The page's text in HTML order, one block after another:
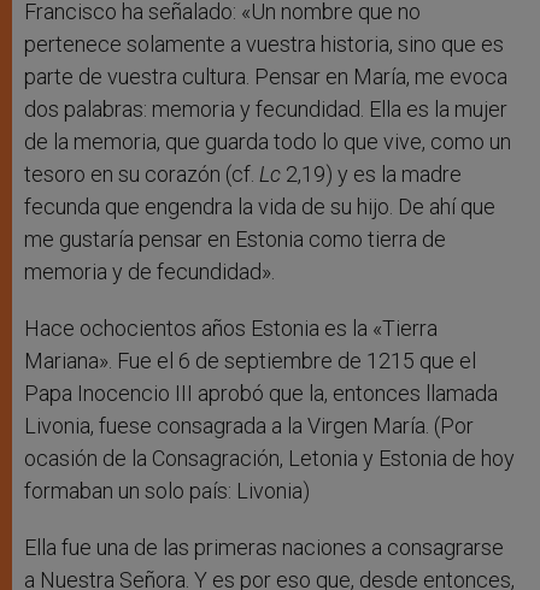
Francisco ha señalado: «Un nombre que no
pertenece solamente a vuestra historia, sino que es
parte de vuestra cultura. Pensar en María, me evoca
dos palabras: memoria y fecundidad. Ella es la mujer
de la memoria, que guarda todo lo que vive, como un
tesoro en su corazón (cf. Lc 2,19) y es la madre
fecunda que engendra la vida de su hijo. De ahí que
me gustaría pensar en Estonia como tierra de
memoria y de fecundidad».
Hace ochocientos años Estonia es la «Tierra
Mariana». Fue el 6 de septiembre de 1215 que el
Papa Inocencio III aprobó que la, entonces llamada
Livonia, fuese consagrada a la Virgen María. (Por
ocasión de la Consagración, Letonia y Estonia de hoy
formaban un solo país: Livonia)
Ella fue una de las primeras naciones a consagrarse
a Nuestra Señora. Y es por eso que, desde entonces,